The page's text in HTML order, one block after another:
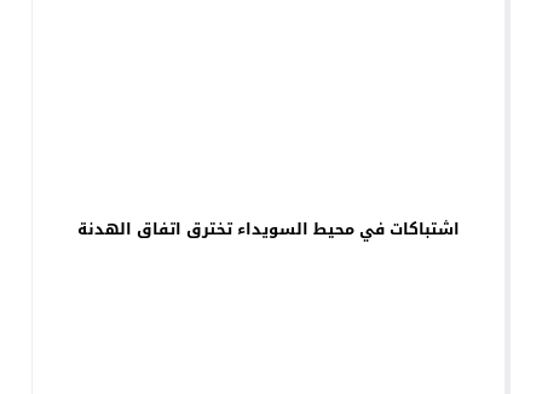
اشتباكات في محيط السويداء تخترق اتفاق الهدنة